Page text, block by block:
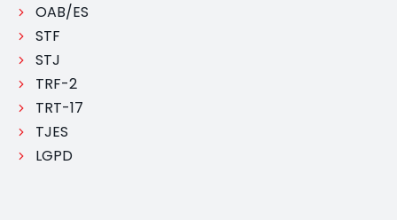
OAB/ES
STF
STJ
TRF-2
TRT-17
TJES
LGPD